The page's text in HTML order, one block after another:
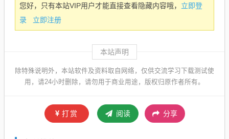
您好，只有本站VIP用户才能直接查看隐藏内容哦， 立即登
录
立即注册
本站声明
除特殊说明外，本站软件及资料取自网络，仅供交流学习下载测试使
用，请24小时删除，请勿用于商业用途，版权归原作者所有。
打赏 阅读 分享